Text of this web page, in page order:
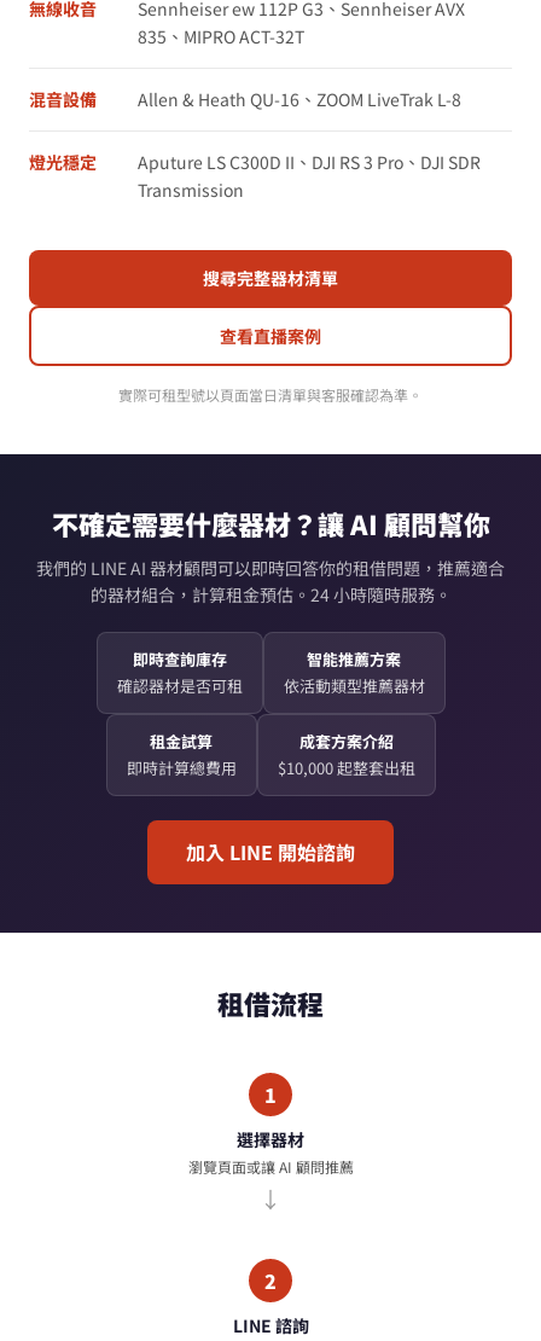
無線收音
Sennheiser ew 112P G3、Sennheiser AVX
835、MIPRO ACT-32T
混音設備 Allen & Heath QU-16、ZOOM LiveTrak L-8
燈光穩定
Aputure LS C300D II、DJI RS 3 Pro、DJI SDR
Transmission
搜尋完整器材清單
查看直播案例
實際可租型號以頁面當日清單與客服確認為準。
不確定需要什麼器材？讓 AI 顧問幫你
我們的 LINE AI 器材顧問可以即時回答你的租借問題，推薦適合
的器材組合，計算租金預估。24 小時隨時服務。
即時查詢庫存
確認器材是否可租
智能推薦方案
依活動類型推薦器材
租金試算
即時計算總費用
成套方案介紹
$10,000 起整套出租
加入 LINE 開始諮詢
租借流程
1
選擇器材
瀏覽頁面或讓 AI 顧問推薦
2
LINE 諮詢